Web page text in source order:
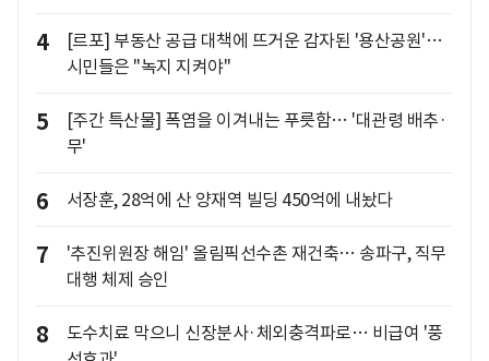
4
[르포] 부동산 공급 대책에 뜨거운 감자된 '용산공원'…
시민들은 "녹지 지켜야"
5
[주간 특산물] 폭염을 이겨내는 푸릇함… '대관령 배추·
무'
6 서장훈, 28억에 산 양재역 빌딩 450억에 내놨다
7
'추진위원장 해임' 올림픽선수촌 재건축… 송파구, 직무
대행 체제 승인
8
도수치료 막으니 신장분사·체외충격파로… 비급여 '풍